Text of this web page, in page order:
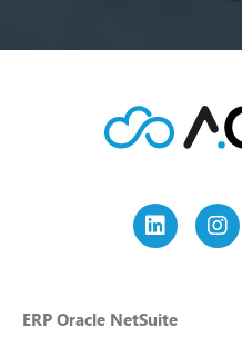
ERP Oracle NetSuite